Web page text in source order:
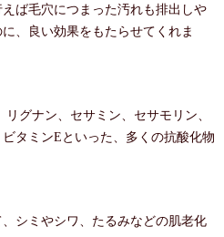
ば毛穴につまった汚れも排出しや
、良い効果をもたらせてくれま
グナン、セサミン、セサモリン、
タミンEといった、多くの抗酸化物
シミやシワ、たるみなどの肌老化